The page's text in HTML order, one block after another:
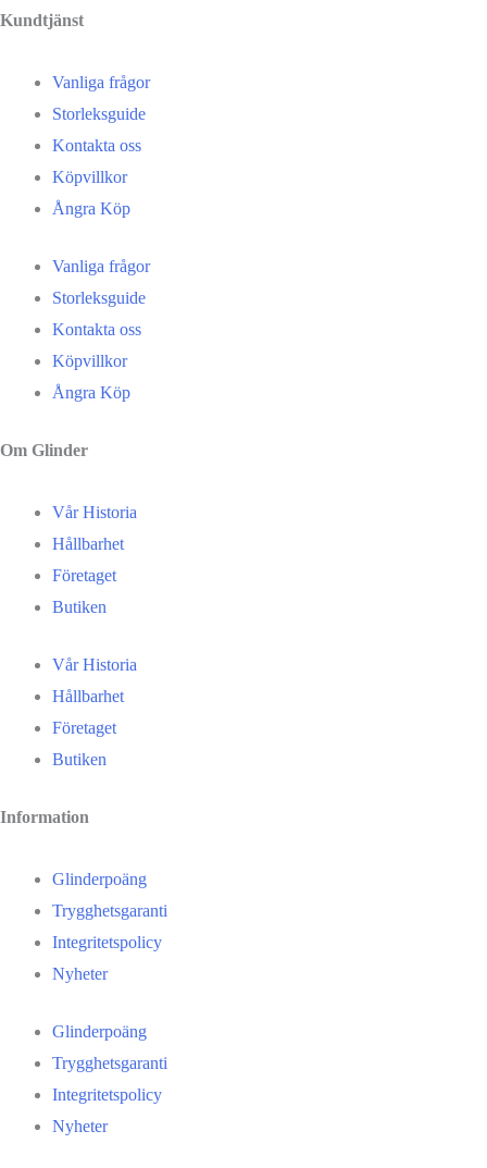
Kundtjänst
Vanliga frågor
Storleksguide
Kontakta oss
Köpvillkor
Ångra Köp
Vanliga frågor
Storleksguide
Kontakta oss
Köpvillkor
Ångra Köp
Om Glinder
Vår Historia
Hållbarhet
Företaget
Butiken
Vår Historia
Hållbarhet
Företaget
Butiken
Information
Glinderpoäng
Trygghetsgaranti
Integritetspolicy
Nyheter
Glinderpoäng
Trygghetsgaranti
Integritetspolicy
Nyheter